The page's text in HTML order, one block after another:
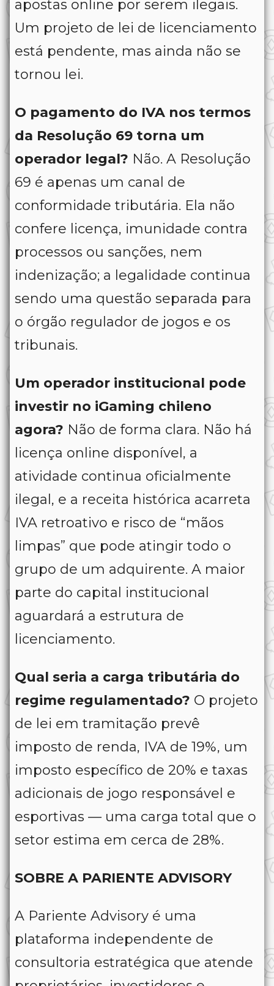
apostas online por serem ilegais.
Um projeto de lei de licenciamento
está pendente, mas ainda não se
tornou lei.
O pagamento do IVA nos termos
da Resolução 69 torna um
operador legal? Não. A Resolução
69 é apenas um canal de
conformidade tributária. Ela não
confere licença, imunidade contra
processos ou sanções, nem
indenização; a legalidade continua
sendo uma questão separada para
o órgão regulador de jogos e os
tribunais.
Um operador institucional pode
investir no iGaming chileno
agora? Não de forma clara. Não há
licença online disponível, a
atividade continua oficialmente
ilegal, e a receita histórica acarreta
IVA retroativo e risco de “mãos
limpas” que pode atingir todo o
grupo de um adquirente. A maior
parte do capital institucional
aguardará a estrutura de
licenciamento.
Qual seria a carga tributária do
regime regulamentado? O projeto
de lei em tramitação prevê
imposto de renda, IVA de 19%, um
imposto específico de 20% e taxas
adicionais de jogo responsável e
esportivas — uma carga total que o
setor estima em cerca de 28%.
SOBRE A PARIENTE ADVISORY
A Pariente Advisory é uma
plataforma independente de
consultoria estratégica que atende